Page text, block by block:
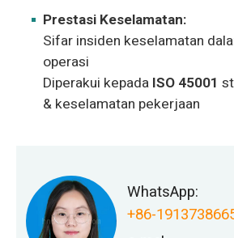
Prestasi Keselamatan:
Sifar insiden keselamatan
operasi
Diperakui kepada ISO 45001
& keselamatan pekerjaan
WhatsApp:
+86-